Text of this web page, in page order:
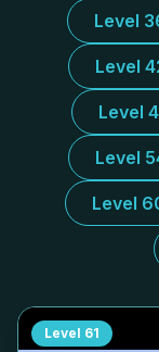
Level
Level
Level
Level
Level
Level 61